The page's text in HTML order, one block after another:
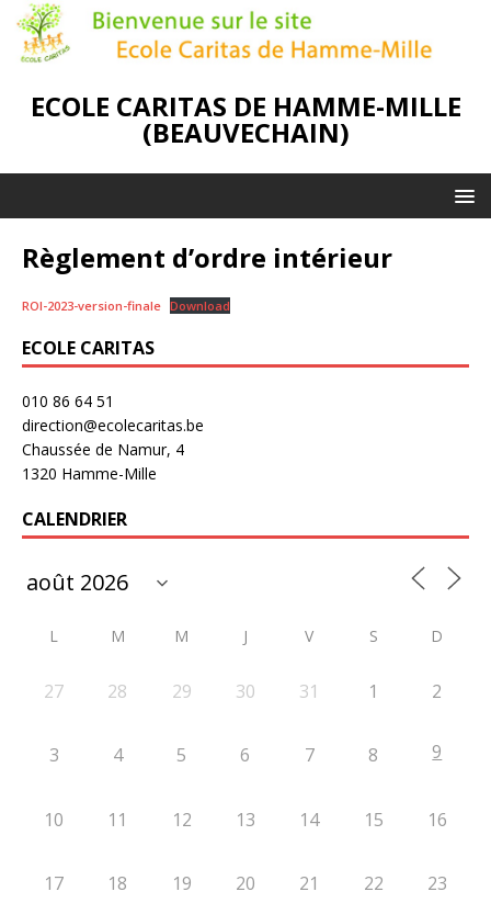
ECOLE CARITAS DE HAMME-MILLE
(BEAUVECHAIN)
Règlement d’ordre intérieur
ROI-2023-version-finale Download
ECOLE CARITAS
010 86 64 51
direction@ecolecaritas.be
Chaussée de Namur, 4
1320 Hamme-Mille
CALENDRIER
L M M J V S D
27 28 29 30 31 1 2
3 4 5 6 7 8 9
10 11 12 13 14 15 16
17 18 19 20 21 22 23